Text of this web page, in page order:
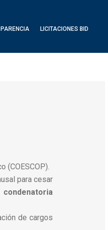
LICITACIONES BID
(COESCOP).
para cesar
condenatoria
de cargos